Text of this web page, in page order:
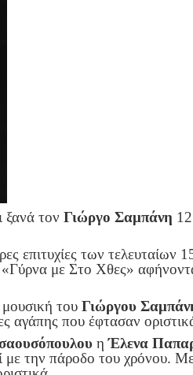
ξανά τον Γιώργο Σαμπάνη
επιτυχίες των
με Στο Χθες»
του Γιώργου
αγάπης που έφτασαν
ηΈλενα
με την πάροδο του χρόνου.